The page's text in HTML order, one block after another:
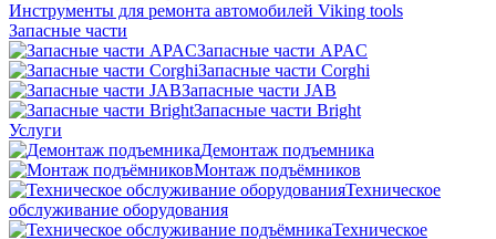
Инструменты для ремонта автомобилей Viking tools
Запасные части
Запасные части APAC
Запасные части Corghi
Запасные части JAB
Запасные части Bright
Услуги
Демонтаж подъемника
Монтаж подъёмников
Техническое
обслуживание оборудования
Техническое